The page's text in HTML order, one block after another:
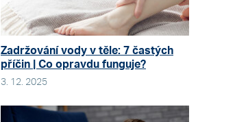
Zadržování vody v těle: 7 častých
příčin | Co opravdu funguje?
3. 12. 2025